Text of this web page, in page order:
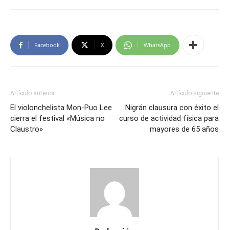
Facebook X WhatsApp
Artículo anterior
El violonchelista Mon-Puo Lee
cierra el festival «Música no
Claustro»
Artículo siguiente
Nigrán clausura con éxito el
curso de actividad física para
mayores de 65 años